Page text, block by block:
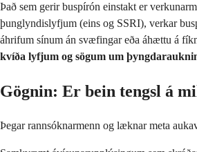
Það sem gerir buspírón einstakt er
þunglyndislyfjum (eins og SSRI), verkar
áhrifum sínum án svæfingar eða áhættu á
kvíða lyfjum og sögum um
Gögnin: Er bein tengsl á
Þegar rannsóknarmenn og læknar meta